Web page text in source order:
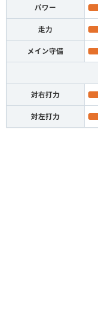
パワー
走力
メイン守備
対右打力
対左打力